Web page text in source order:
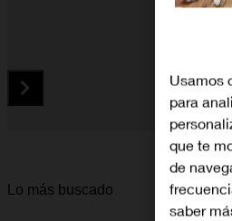
Diapositiva 1 de 5. Huawei Mate
Lo más buscado
Usamos
para
que te
de
saber